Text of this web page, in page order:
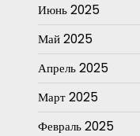
Июнь 2025
Май 2025
Апрель 2025
Март 2025
Февраль 2025